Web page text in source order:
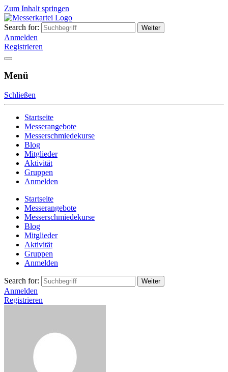
Zum Inhalt springen
Messerkartei
Austausch- und Verkaufsplattform
Search for:
Anmelden
Registrieren
Menü
Schließen
Startseite
Messerangebote
Messerschmiedekurse
Blog
Mitglieder
Aktivität
Gruppen
Anmelden
Startseite
Messerangebote
Messerschmiedekurse
Blog
Mitglieder
Aktivität
Gruppen
Anmelden
Search for:
Anmelden
Registrieren